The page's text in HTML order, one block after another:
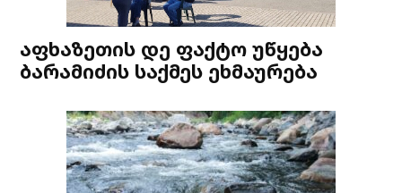
აფხაზეთის დე ფაქტო უწყება
ბარამიძის საქმეს ეხმაურება